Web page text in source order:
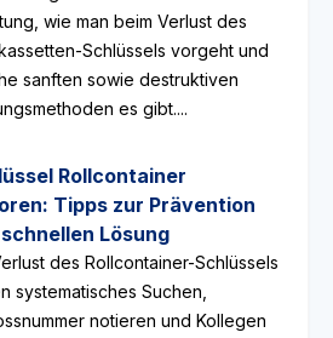
wie man beim Verlust des
Schlüssels vorgeht und
sanften sowie destruktiven
es gibt....
Rollcontainer
Tipps zur Prävention
Lösung
des Rollcontainer-Schlüssels
systematisches Suchen,
notieren und Kollegen